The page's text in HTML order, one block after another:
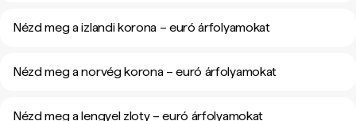
Nézd meg a izlandi korona – euró árfolyamokat
Nézd meg a norvég korona – euró árfolyamokat
Nézd meg a lengyel zloty – euró árfolyamokat